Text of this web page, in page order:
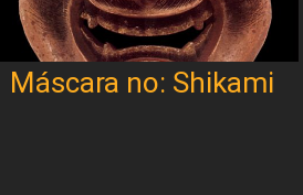
Máscara no: Shikami